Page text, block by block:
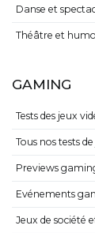
Danse et
Théâtre et
GAMING
Tests des jeux
Tous nos tests
Previews
Evénements
Jeux de société